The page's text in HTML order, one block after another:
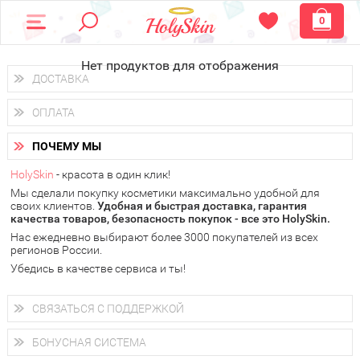
0
Нет продуктов для отображения
ДОСТАВКА
Доставка осуществляетсяпо всем городам России.
Вы можете выбрать доставку курьером, Почтой России или
получить заказ в пунктах выдачи PickPoint или пункте
самовывоза.
В 20 городах России доставка осуществляется ужена
следующий день.
у Вас всегда есть возможность получитьбесплатную
доставку от HolySkin.
подробнее об условиях доставки и оплаты в Вашем городе
ОПЛАТА
Вы можете оплатить свой заказ любым удобным способом:
наличными деньгами (
через интернет-банк (Альфа-банк, Сбербанк) и другими
электронными способами.
ПОЧЕМУ МЫ
HolySkin - красота в один клик!
Мы сделали покупку косметики максимально удобной для
своих клиентов. Удобная и быстрая доставка, гарантия
качества товаров, безопасность покупок - все это HolySkin.
Нас ежедневно выбирают более 3000 покупателей из всех
регионов России.
Убедись в качестве сервиса и ты!
СВЯЗАТЬСЯ С ПОДДЕРЖКОЙ
+7 (800) 707-24-55
Мы будем рады ответить на все Ваши вопросы по работе
магазина, проконсультировать по товарам, рассказать о
БОНУСНАЯ СИСТЕМА